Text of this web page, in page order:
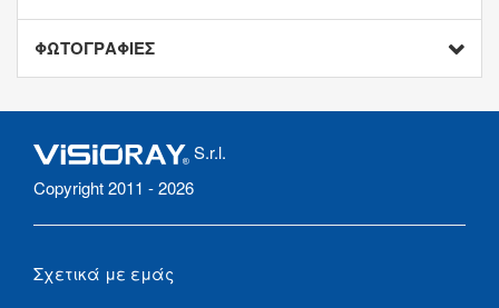
ΦΩΤΟΓΡΑΦΙΕΣ
S.r.l.
Copyright 2011 - 2026
Σχετικά με εμάς